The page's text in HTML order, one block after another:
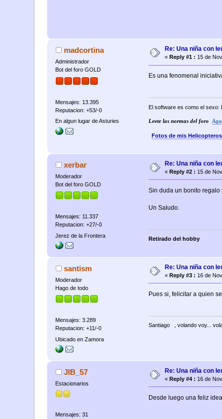
madcortina
Administrador
Bot del foro GOLD
Mensajes: 13.395
Reputacion: +53/-0
En algun lugar de Asturies
Re: Una niña con
« Reply #1 : 15 de
Es una fenomenal
El software es como el sexo:
Leete las normas del foro
Fotos de mis Helicopteros
xerbar
Moderador
Bot del foro GOLD
Mensajes: 11.337
Reputacion: +27/-0
Jerez de la Frontera
Re: Una niña con
«Reply #2 : 15 de
Sin duda un bonito regalo
Un Saludo.
Retirado del hobby
santism
Moderador
Hago de todo
Mensajes: 3.289
Reputacion: +11/-0
Ubicado en Zamora
Re: Una niña con
«Reply #3 : 16 de
Pues si, felicitar a quien
Santiago , volando voy...
JIB_57
Estacionarios
Mensajes: 31
Re: Una niña con
«Reply #4 : 16 de
Desde luego una feliz